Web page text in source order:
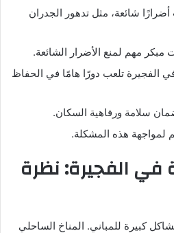
شائعة، مثل تدهور الجدران
مهم لمنع الأضرار الشائعة.
الفجيرة تلعب دورًا هامًا في الحفاظ
سلامة ورفاهية السكان.
لمواجهة هذه المشكلة.
الفجيرة: نظرة
كبيرة للمباني. المناخ الساحلي